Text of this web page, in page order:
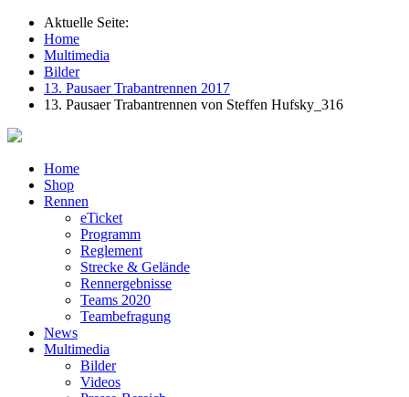
Aktuelle Seite:
Home
Multimedia
Bilder
13. Pausaer Trabantrennen 2017
13. Pausaer Trabantrennen von Steffen Hufsky_316
Home
Shop
Rennen
eTicket
Programm
Reglement
Strecke & Gelände
Rennergebnisse
Teams 2020
Teambefragung
News
Multimedia
Bilder
Videos